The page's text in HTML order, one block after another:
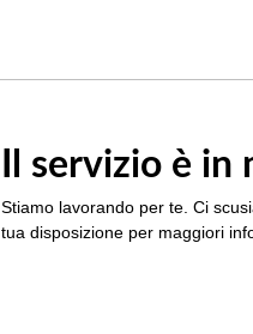
Il servizio è
Stiamo lavorando per te. Ci
tua disposizione per maggiori